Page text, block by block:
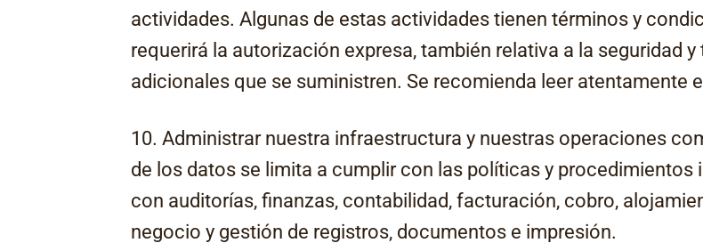
actividades. Algunas de estas actividades tienen términos y
requerirá la autorización expresa,también relativa a la seguridad
adicionales que se suministren. Se recomienda leer atentamente
10. Administrar nuestra infraestructura y nuestras operaciones
de los datos se limita a cumplir con las políticas y
con auditorías, finanzas, contabilidad, facturación, cobro,
negocio y gestión de registros, documentos e impresión.